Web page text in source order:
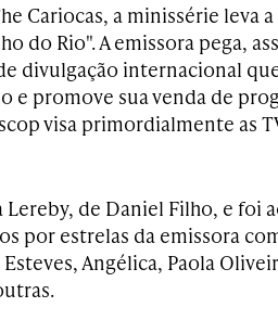
Cariocas, a minissérie leva
do Rio". A emissora pega,
divulgação internacional
e promove sua venda de
visa primordialmente as
de Daniel Filho, e foi
por estrelas da emissora
Angélica, Paola